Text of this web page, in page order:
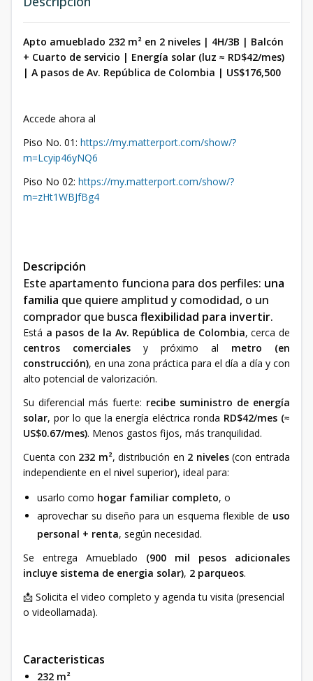
Apto amueblado 232 m² en 2 niveles | 4H/3B | Balcón
+ Cuarto de servicio | Energía solar (luz ≈ RD$42/mes)
| A pasos de Av. República de Colombia | US$176,500
Accede ahora al
Piso No. 01: https://my.matterport.com/show/?
m=Lcyip46yNQ6
Piso No 02: https://my.matterport.com/show/?
m=zHt1WBJfBg4
Descripción
Este apartamento funciona para dos perfiles: una
familia que quiere amplitud y comodidad, o un
comprador que busca flexibilidad para invertir.
Está a pasos de la Av. República de Colombia, cerca de
centros comerciales y próximo al metro (en
construcción), en una zona práctica para el día a día y con
alto potencial de valorización.
Su diferencial más fuerte: recibe suministro de energía
solar, por lo que la energía eléctrica ronda RD$42/mes (≈
US$0.67/mes). Menos gastos fijos, más tranquilidad.
Cuenta con 232 m², distribución en 2 niveles(con entrada
independiente en el nivel superior), ideal para:
usarlo como hogar familiar completo, o
aprovechar su diseño para un esquema flexible de uso
personal + renta, según necesidad.
Se entrega Amueblado (900 mil pesos adicionales
incluye sistema de energia solar), 2 parqueos.
📩 Solicita el video completo y agenda tu visita (presencial
o videollamada).
Caracteristicas
232 m²